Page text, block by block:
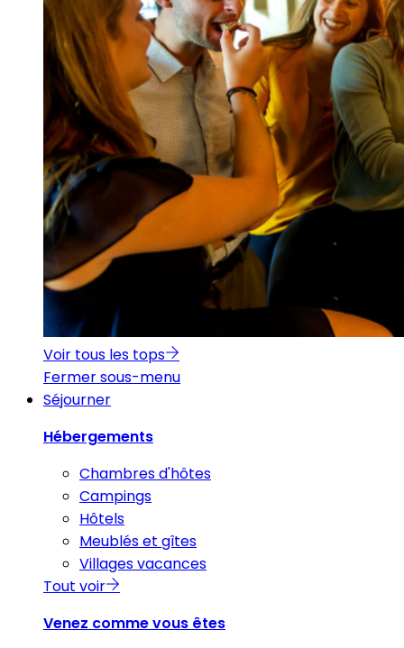
Voir tous les tops
Fermer sous-menu
Séjourner
Hébergements
Chambres d'hôtes
Campings
Hôtels
Meublés et gîtes
Villages vacances
Tout voir
Venez comme vous êtes